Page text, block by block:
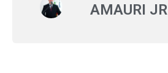
AMAURI JR